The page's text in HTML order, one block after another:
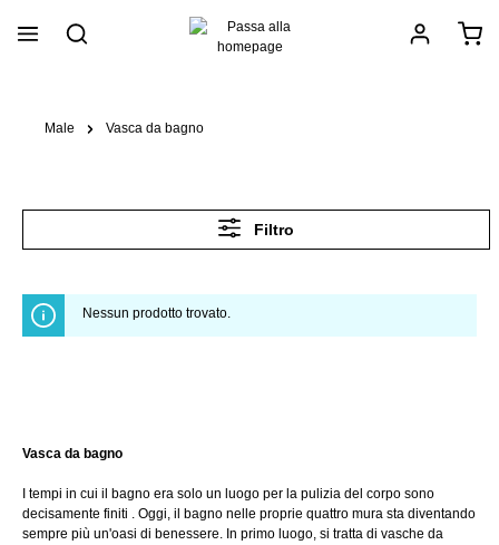
principale
Male Vasca da bagno
Filtro
Nessun prodotto trovato.
Vasca da bagno
I tempi in cui il bagno era solo un luogo per la pulizia del corpo sono
decisamente finiti . Oggi, il bagno nelle proprie quattro mura sta diventando
sempre più un'oasi di benessere. In primo luogo, si tratta di vasche da